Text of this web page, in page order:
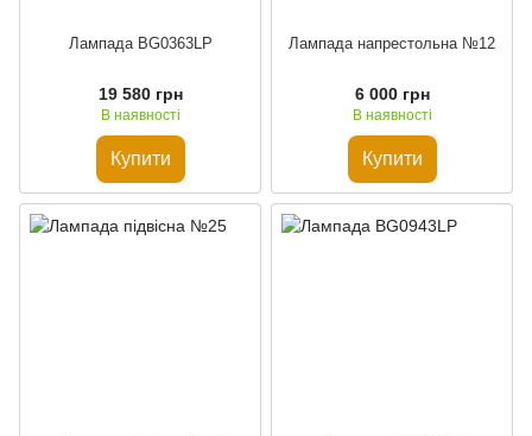
Лампада BG0363LP
19 580 грн
В наявності
Купити
Лампада напрестольна №12
6 000 грн
В наявності
Купити